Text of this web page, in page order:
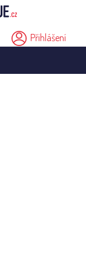
Přihlášení